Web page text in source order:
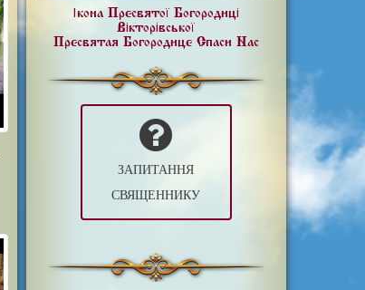
Ікона Пресвятої Богородиці
Вікторівської
Пресвятая Богородице Спаси Нас
ЗАПИТАННЯ
СВЯЩЕННИКУ